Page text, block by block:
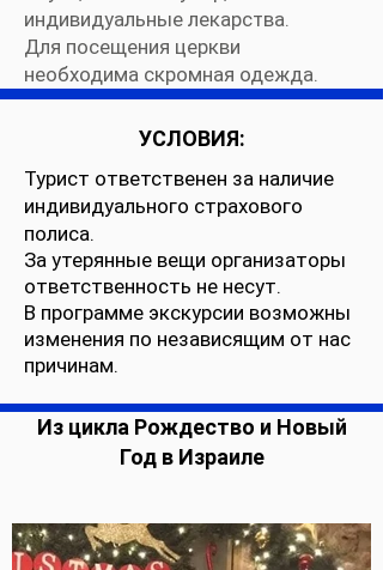
индивидуальные лекарства.
Для посещения церкви
необходима скромная одежда.
УСЛОВИЯ:
Турист ответственен за наличие
индивидуального страхового
полиса.
За утерянные вещи организаторы
ответственность не несут.
В программе экскурсии возможны
изменения по независящим от нас
причинам.
Из цикла Рождество и Новый
Год в Израиле